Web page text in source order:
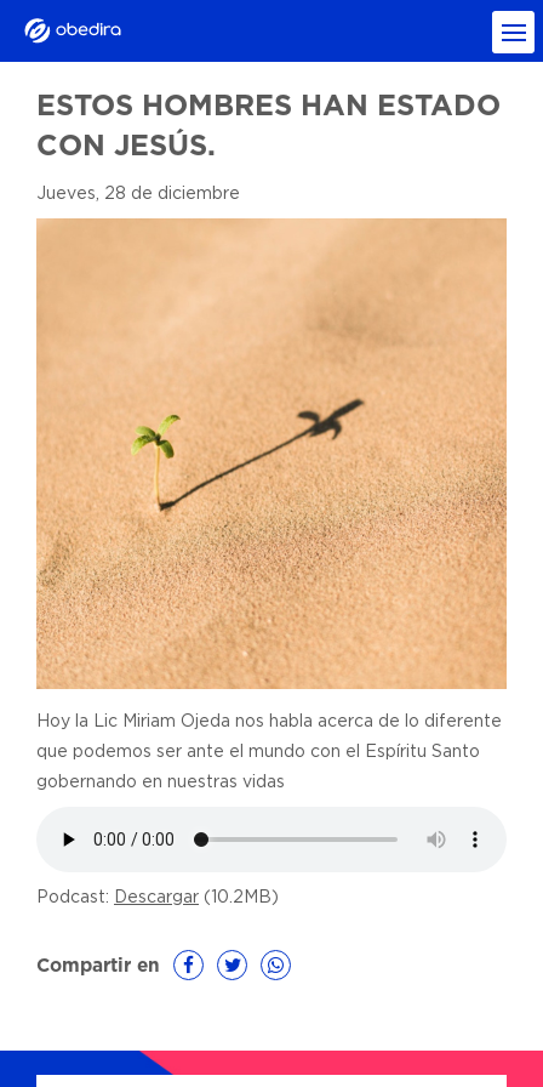
ESTOS HOMBRES HAN ESTADO
CON JESÚS.
Jueves, 28 de diciembre
Hoy la Lic Miriam Ojeda nos habla acerca de lo diferente
que podemos ser ante el mundo con el Espíritu Santo
gobernando en nuestras vidas
Podcast: Descargar (10.2MB)
Compartir en